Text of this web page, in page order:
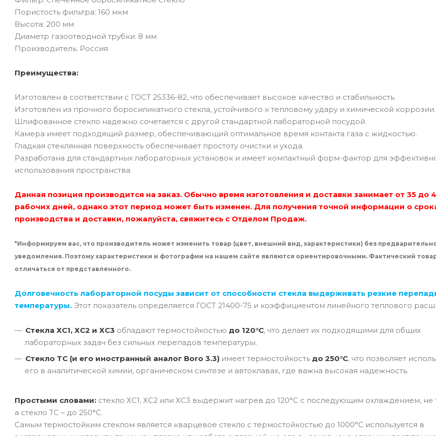
Пористость фильтра: 160 мкм
Высота: 200 мм
Диаметр газоотводной трубки: 8 мм
Производитель: Россия
Преимущества:
Изготовлен в соответствии с ГОСТ 25336-82, что обеспечивает высокое качество и стабильность.
Изготовлен из прочного боросиликатного стекла, устойчивого к тепловому удару и химической коррозии.
Шлифованное стекло надежно сочетается с другой стандартной лабораторной посудой.
Камера имеет подходящий размер, обеспечивающий оптимальное время контакта газа с жидкостью.
Гладкая стеклянная поверхность обеспечивает простоту очистки и ухода.
Разработана для стандартных лабораторных установок и имеет компактный форм-фактор для
использования пространства.
Данная позиция производится на заказ. Обычно время изготовления и доставки занимает от 35 до
рабочих дней, однако этот период может быть изменен. Для получения точной информации о
производства и доставки, пожалуйста, свяжитесь с Отделом Продаж.
*Информируем вас, что производитель может изменить товар (цвет, внешний вид, характеристики) без
уведомления. Поэтому характеристики и фотографии на нашем сайте являются ориентировочными. Фактический
отличаться от представленного.
Долговечность лабораторной посуды зависит от способности стекла выдерживать резкие
температуры. Этот показатель определяется ГОСТ 21400-75 и коэффициентом линейного теплового
Стекла ХС1, ХС2 и ХС3 обладают термостойкостью до 120°C, что делает их подходящими для общих
лабораторных задач без сильных перепадов температуры.
Стекло ТС (и его иностранный аналог Boro 3.3) имеет термостойкость до 250°C, что позволяет
его в аналитической химии, органическом синтезе и автоклавах, где важна высокая надежность.
Простыми словами: стекло ХС1, ХС2 или ХС3 выдержит нагрев до 120°C с последующим охлаждением, не
а стекло ТС – до 250°C.
Самым термостойким стеклом является кварцевое стекло с термостойкостью до 1000°C используется в